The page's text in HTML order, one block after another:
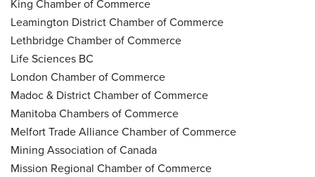
King Chamber of Commerce
Leamington District Chamber of Commerce
Lethbridge Chamber of Commerce
Life Sciences BC
London Chamber of Commerce
Madoc & District Chamber of Commerce
Manitoba Chambers of Commerce
Melfort Trade Alliance Chamber of Commerce
Mining Association of Canada
Mission Regional Chamber of Commerce